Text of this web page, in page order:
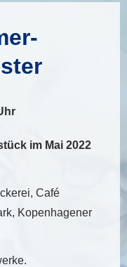
im Mai 2022
Café
Kopenhagener